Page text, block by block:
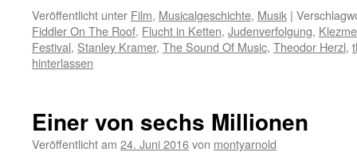
Veröffentlicht unter Film, Musicalgeschichte, Musik |
Fiddler On The Roof, Flucht in Ketten, Judenverfolgung,
Festival, Stanley Kramer, The Sound Of Music, Theodor Herzl,
hinterlassen
Einer von sechs Millionen
Veröffentlicht am 24. Juni 2016von montyarnold